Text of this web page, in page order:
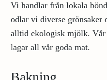
Vi handlar från lokala
odlar vi diverse grönsaker
alltid ekologisk mjölk.
lagar all vår goda mat.
Bakning